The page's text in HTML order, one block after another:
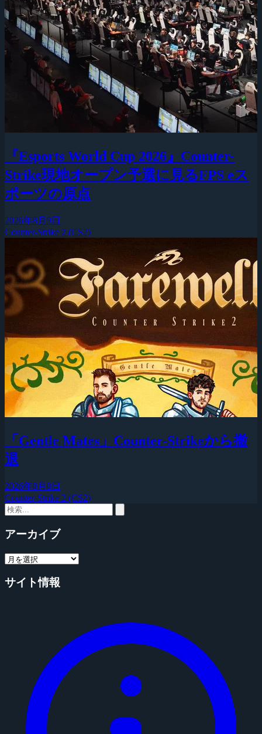
『Esports World Cup 2026』Counter-
Strike現地オープン予選に見るFPS eス
ポーツの原点
2026年8月9日
Counter-Strike 2 (CS2)
「Gentle Mates」Counter-Strikeから撤
退
2026年8月8日
Counter-Strike 2 (CS2)
アーカイブ
サイト情報